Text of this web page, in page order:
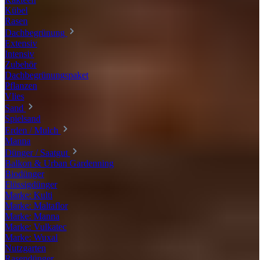
Kübel
Rasen
Dachbegrünung
Extensiv
Intensiv
Zubehör
Dachbegrünungspaket
Pflanzen
Vlies
Sand
Spielsand
Erden / Mulch
Manna
Dünger / Saatgut
Balkon & Urban Gardenning
Biodünger
Flüssigdünger
Marke: Kulti
Marke: Maltaflor
Marke: Manna
Marke: Vulkatec
Marke: Wuxal
Nutzgarten